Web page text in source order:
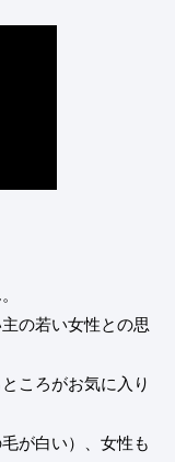
の若い女性との思
ころがお気に入り
が白い）、女性も